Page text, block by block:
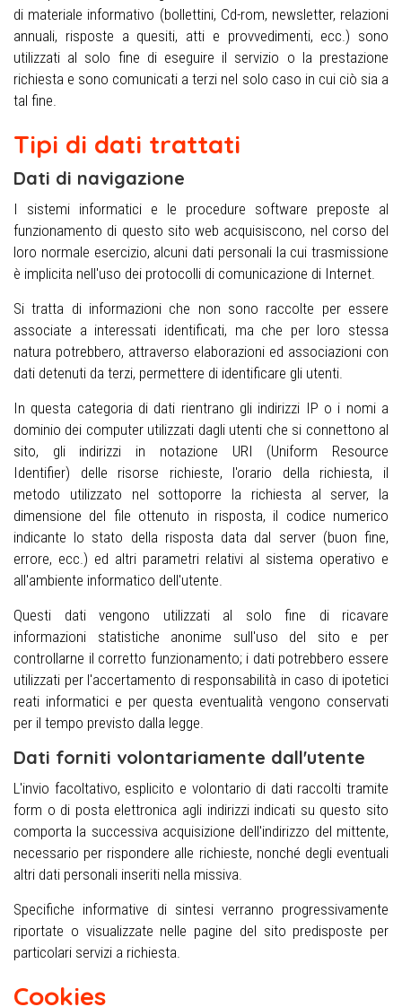
di materiale informativo (bollettini, Cd-rom, newsletter, relazioni
annuali, risposte a quesiti, atti e provvedimenti, ecc.) sono
utilizzati al solo fine di eseguire il servizio o la prestazione
richiesta e sono comunicati a terzi nel solo caso in cui ciò sia a
tal fine.
Tipi di dati trattati
Dati di navigazione
I sistemi informatici e le procedure software preposte al
funzionamento di questo sito web acquisiscono, nel corso del
loro normale esercizio, alcuni dati personali la cui trasmissione
è implicita nell'uso dei protocolli di comunicazione di Internet.
Si tratta di informazioni che non sono raccolte per essere
associate a interessati identificati, ma che per loro stessa
natura potrebbero, attraverso elaborazioni ed associazioni con
dati detenuti da terzi, permettere di identificare gli utenti.
In questa categoria di dati rientrano gli indirizzi IP o i nomi a
dominio dei computer utilizzati dagli utenti che si connettono al
sito, gli indirizzi in notazione URI (Uniform Resource
Identifier) delle risorse richieste, l'orario della richiesta, il
metodo utilizzato nel sottoporre la richiesta al server, la
dimensione del file ottenuto in risposta, il codice numerico
indicante lo stato della risposta data dal server (buon fine,
errore, ecc.) ed altri parametri relativi al sistema operativo e
all'ambiente informatico dell'utente.
Questi dati vengono utilizzati al solo fine di ricavare
informazioni statistiche anonime sull'uso del sito e per
controllarne il corretto funzionamento; i dati potrebbero essere
utilizzati per l'accertamento di responsabilità in caso di ipotetici
reati informatici e per questa eventualità vengono conservati
per il tempo previsto dalla legge.
Dati forniti volontariamente dall'utente
L'invio facoltativo, esplicito e volontario di dati raccolti tramite
form o di posta elettronica agli indirizzi indicati su questo sito
comporta la successiva acquisizione dell'indirizzo del mittente,
necessario per rispondere alle richieste, nonché degli eventuali
altri dati personali inseriti nella missiva.
Specifiche informative di sintesi verranno progressivamente
riportate o visualizzate nelle pagine del sito predisposte per
particolari servizi a richiesta.
Cookies